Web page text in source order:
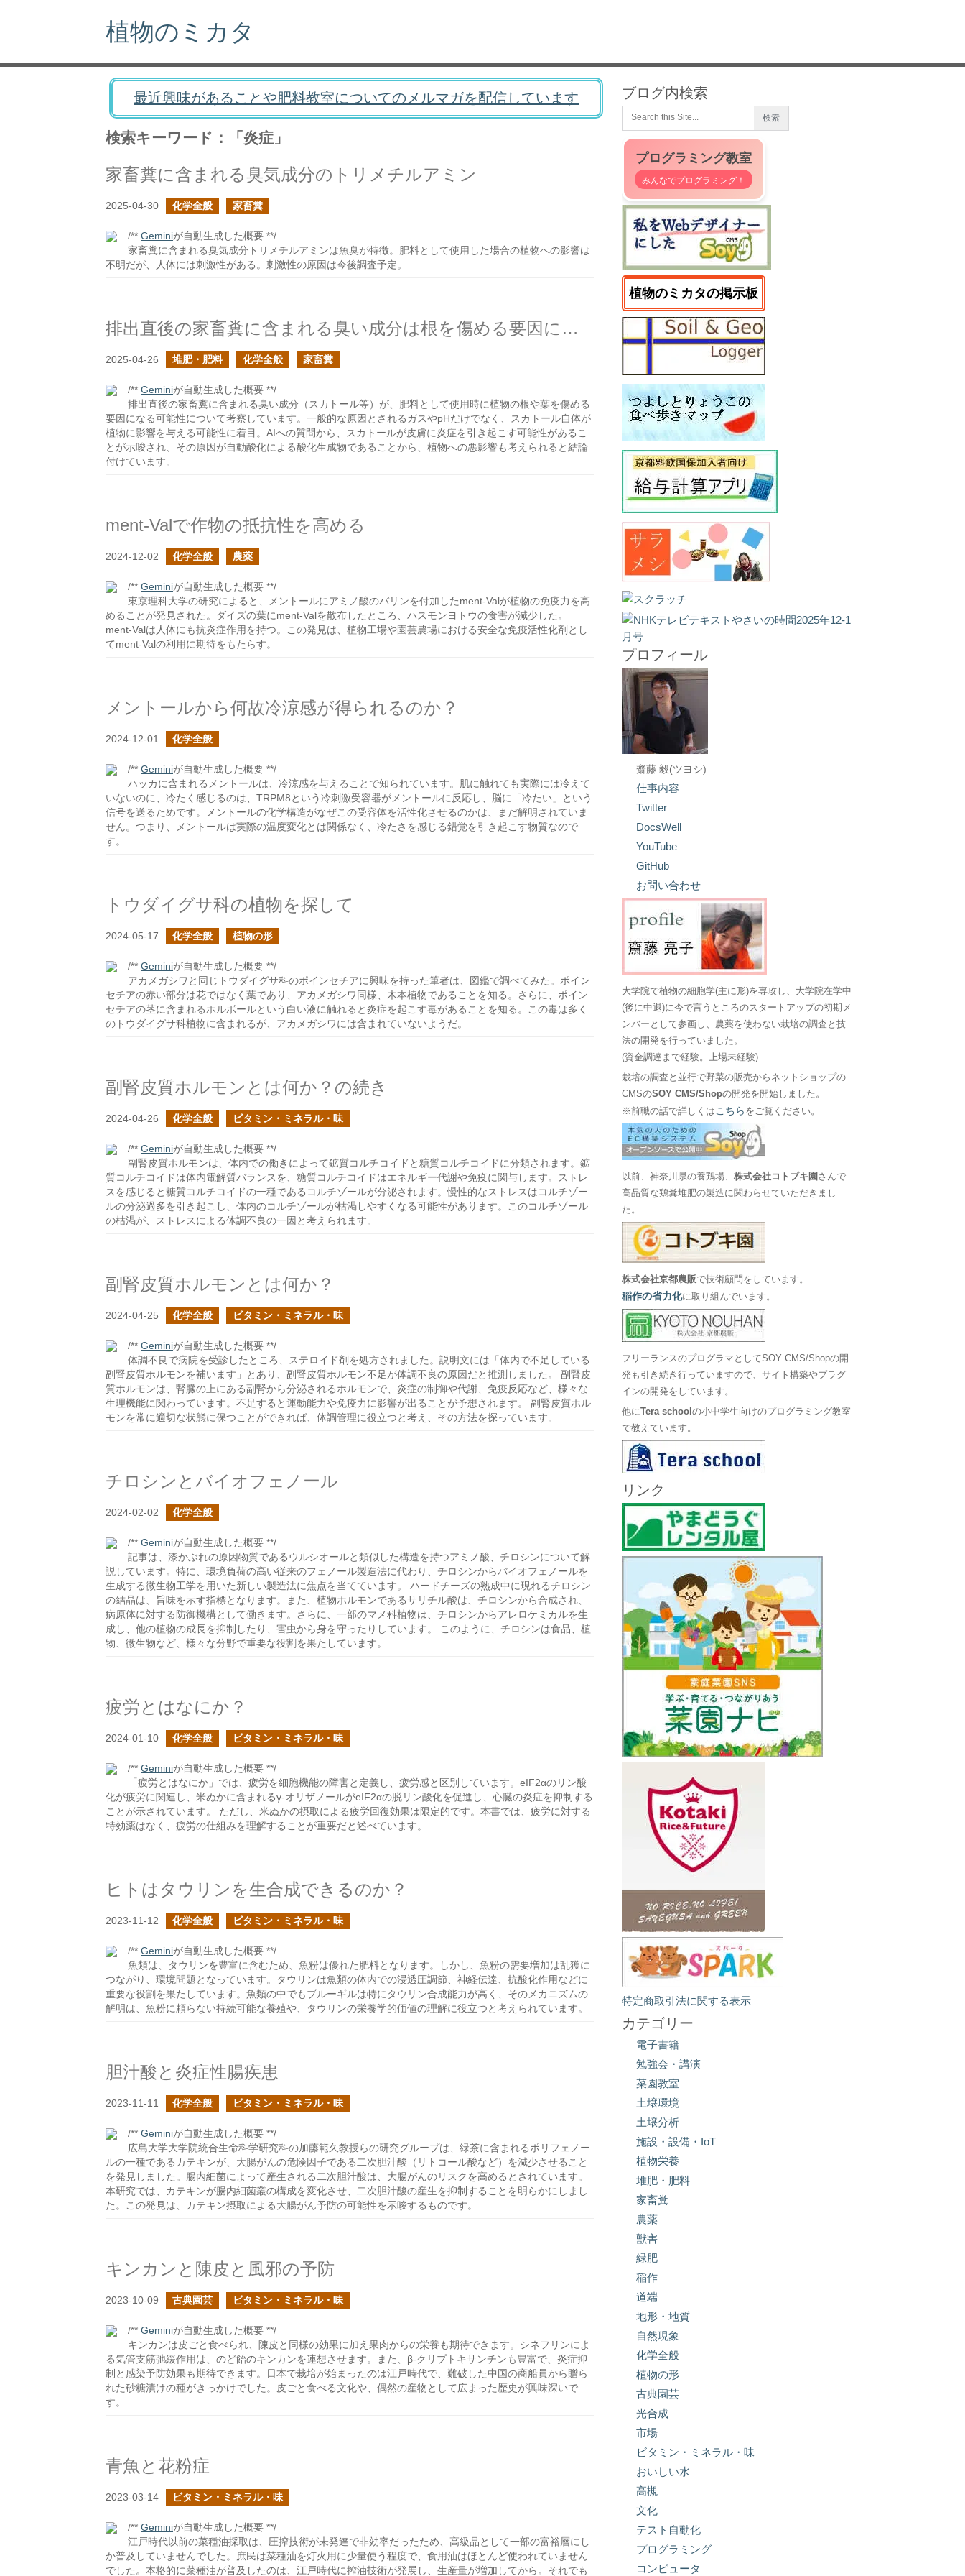
植物のミカタ
最近興味があることや肥料教室についてのメルマガを配信しています
検索キーワード：「炎症」
家畜糞に含まれる臭気成分のトリメチルアミン
2025-04-30 化学全般 家畜糞
/** Geminiが自動生成した概要 **/
家畜糞に含まれる臭気成分トリメチルアミンは魚臭が特徴。肥料として使用した場合の植物への影響は
不明だが、人体には刺激性がある。刺激性の原因は今後調査予定。
排出直後の家畜糞に含まれる臭い成分は根を傷める要因になるか？
2025-04-26 堆肥・肥料 化学全般 家畜糞
/** Geminiが自動生成した概要 **/
排出直後の家畜糞に含まれる臭い成分（スカトール等）が、肥料として使用時に植物の根や葉を傷める
要因になる可能性について考察しています。一般的な原因とされるガスやpHだけでなく、スカトール自体が
植物に影響を与える可能性に着目。AIへの質問から、スカトールが皮膚に炎症を引き起こす可能性があるこ
とが示唆され、その原因が自動酸化による酸化生成物であることから、植物への悪影響も考えられると結論
付けています。
ment-Valで作物の抵抗性を高める
2024-12-02 化学全般 農薬
/** Geminiが自動生成した概要 **/
東京理科大学の研究によると、メントールにアミノ酸のバリンを付加したment-Valが植物の免疫力を高
めることが発見された。ダイズの葉にment-Valを散布したところ、ハスモンヨトウの食害が減少した。
ment-Valは人体にも抗炎症作用を持つ。この発見は、植物工場や園芸農場における安全な免疫活性化剤とし
てment-Valの利用に期待をもたらす。
メントールから何故冷涼感が得られるのか？
2024-12-01 化学全般
/** Geminiが自動生成した概要 **/
ハッカに含まれるメントールは、冷涼感を与えることで知られています。肌に触れても実際には冷えて
いないのに、冷たく感じるのは、TRPM8という冷刺激受容器がメントールに反応し、脳に「冷たい」という
信号を送るためです。メントールの化学構造がなぜこの受容体を活性化させるのかは、まだ解明されていま
せん。つまり、メントールは実際の温度変化とは関係なく、冷たさを感じる錯覚を引き起こす物質なので
す。
トウダイグサ科の植物を探して
2024-05-17 化学全般 植物の形
/** Geminiが自動生成した概要 **/
アカメガシワと同じトウダイグサ科のポインセチアに興味を持った筆者は、図鑑で調べてみた。ポイン
セチアの赤い部分は花ではなく葉であり、アカメガシワ同様、木本植物であることを知る。さらに、ポイン
セチアの茎に含まれるホルボールという白い液に触れると炎症を起こす毒があることを知る。この毒は多く
のトウダイグサ科植物に含まれるが、アカメガシワには含まれていないようだ。
副腎皮質ホルモンとは何か？の続き
2024-04-26 化学全般 ビタミン・ミネラル・味
/** Geminiが自動生成した概要 **/
副腎皮質ホルモンは、体内での働きによって鉱質コルチコイドと糖質コルチコイドに分類されます。鉱
質コルチコイドは体内電解質バランスを、糖質コルチコイドはエネルギー代謝や免疫に関与します。ストレ
スを感じると糖質コルチコイドの一種であるコルチゾールが分泌されます。慢性的なストレスはコルチゾー
ルの分泌過多を引き起こし、体内のコルチゾールが枯渇しやすくなる可能性があります。このコルチゾール
の枯渇が、ストレスによる体調不良の一因と考えられます。
副腎皮質ホルモンとは何か？
2024-04-25 化学全般 ビタミン・ミネラル・味
/** Geminiが自動生成した概要 **/
体調不良で病院を受診したところ、ステロイド剤を処方されました。説明文には「体内で不足している
副腎皮質ホルモンを補います」とあり、副腎皮質ホルモン不足が体調不良の原因だと推測しました。 副腎皮
質ホルモンは、腎臓の上にある副腎から分泌されるホルモンで、炎症の制御や代謝、免疫反応など、様々な
生理機能に関わっています。不足すると運動能力や免疫力に影響が出ることが予想されます。 副腎皮質ホル
モンを常に適切な状態に保つことができれば、体調管理に役立つと考え、その方法を探っています。
チロシンとバイオフェノール
2024-02-02 化学全般
/** Geminiが自動生成した概要 **/
記事は、漆かぶれの原因物質であるウルシオールと類似した構造を持つアミノ酸、チロシンについて解
説しています。特に、環境負荷の高い従来のフェノール製造法に代わり、チロシンからバイオフェノールを
生成する微生物工学を用いた新しい製造法に焦点を当てています。 ハードチーズの熟成中に現れるチロシン
の結晶は、旨味を示す指標となります。また、植物ホルモンであるサリチル酸は、チロシンから合成され、
病原体に対する防御機構として働きます。さらに、一部のマメ科植物は、チロシンからアレロケミカルを生
成し、他の植物の成長を抑制したり、害虫から身を守ったりしています。 このように、チロシンは食品、植
物、微生物など、様々な分野で重要な役割を果たしています。
疲労とはなにか？
2024-01-10 化学全般 ビタミン・ミネラル・味
/** Geminiが自動生成した概要 **/
「疲労とはなにか」では、疲労を細胞機能の障害と定義し、疲労感と区別しています。eIF2αのリン酸
化が疲労に関連し、米ぬかに含まれるγ-オリザノールがeIF2αの脱リン酸化を促進し、心臓の炎症を抑制する
ことが示されています。 ただし、米ぬかの摂取による疲労回復効果は限定的です。本書では、疲労に対する
特効薬はなく、疲労の仕組みを理解することが重要だと述べています。
ヒトはタウリンを生合成できるのか？
2023-11-12 化学全般 ビタミン・ミネラル・味
/** Geminiが自動生成した概要 **/
魚類は、タウリンを豊富に含むため、魚粉は優れた肥料となります。しかし、魚粉の需要増加は乱獲に
つながり、環境問題となっています。タウリンは魚類の体内での浸透圧調節、神経伝達、抗酸化作用などに
重要な役割を果たしています。魚類の中でもブルーギルは特にタウリン合成能力が高く、そのメカニズムの
解明は、魚粉に頼らない持続可能な養殖や、タウリンの栄養学的価値の理解に役立つと考えられています。
胆汁酸と炎症性腸疾患
2023-11-11 化学全般 ビタミン・ミネラル・味
/** Geminiが自動生成した概要 **/
広島大学大学院統合生命科学研究科の加藤範久教授らの研究グループは、緑茶に含まれるポリフェノー
ルの一種であるカテキンが、大腸がんの危険因子である二次胆汁酸（リトコール酸など）を減少させること
を発見しました。腸内細菌によって産生される二次胆汁酸は、大腸がんのリスクを高めるとされています。
本研究では、カテキンが腸内細菌叢の構成を変化させ、二次胆汁酸の産生を抑制することを明らかにしまし
た。この発見は、カテキン摂取による大腸がん予防の可能性を示唆するものです。
キンカンと陳皮と風邪の予防
2023-10-09 古典園芸 ビタミン・ミネラル・味
/** Geminiが自動生成した概要 **/
キンカンは皮ごと食べられ、陳皮と同様の効果に加え果肉からの栄養も期待できます。シネフリンによ
る気管支筋弛緩作用は、のど飴のキンカンを連想させます。また、β-クリプトキサンチンも豊富で、炎症抑
制と感染予防効果も期待できます。日本で栽培が始まったのは江戸時代で、難破した中国の商船員から贈ら
れた砂糖漬けの種がきっかけでした。皮ごと食べる文化や、偶然の産物として広まった歴史が興味深いで
す。
青魚と花粉症
2023-03-14 ビタミン・ミネラル・味
/** Geminiが自動生成した概要 **/
江戸時代以前の菜種油採取は、圧搾技術が未発達で非効率だったため、高級品として一部の富裕層にし
か普及していませんでした。庶民は菜種油を灯火用に少量使う程度で、食用油はほとんど使われていません
でした。本格的に菜種油が普及したのは、江戸時代に搾油技術が発展し、生産量が増加してから。それでも
ブログ内検索
プログラミング教室
みんなでプログラミング！
植物のミカタの掲示板
プロフィール
齋藤 毅(ツヨシ)
仕事内容
Twitter
DocsWell
YouTube
GitHub
お問い合わせ
大学院で植物の細胞学(主に形)を専攻し、大学院在学中
(後に中退)に今で言うところのスタートアップの初期メ
ンバーとして参画し、農薬を使わない栽培の調査と技
法の開発を行っていました。
(資金調達まで経験。上場未経験)
栽培の調査と並行で野菜の販売からネットショップの
CMSのSOY CMS/Shopの開発を開始しました。
※前職の話で詳しくは こちら をご覧ください。
以前、神奈川県の養鶏場、株式会社コトブキ園 さんで
高品質な鶏糞堆肥の製造に関わらせていただきまし
た。
株式会社京都農販で技術顧問をしています。
稲作の省力化に取り組んでいます。
フリーランスのプログラマとしてSOY CMS/Shopの開
発も引き続き行っていますので、サイト構築やプラグ
インの開発をしています。
他にTera schoolの小中学生向けのプログラミング教室
で教えています。
リンク
特定商取引法に関する表示
カテゴリー
電子書籍
勉強会・講演
菜園教室
土壌環境
土壌分析
施設・設備・IoT
植物栄養
堆肥・肥料
家畜糞
農薬
獣害
緑肥
稲作
道端
地形・地質
自然現象
化学全般
植物の形
古典園芸
光合成
市場
ビタミン・ミネラル・味
おいしい水
高槻
文化
テスト自動化
プログラミング
コンピュータ